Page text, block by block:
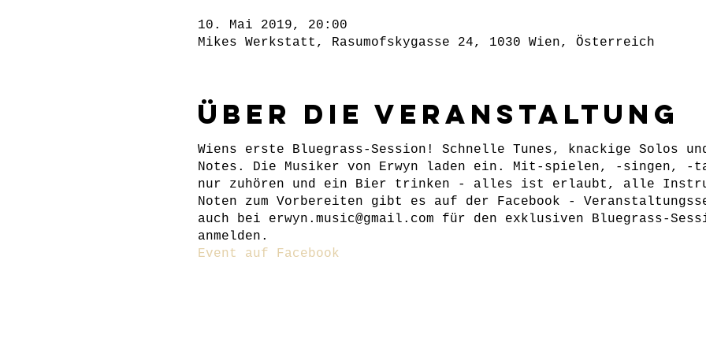
10. Mai 2019, 20:00
Mikes Werkstatt, Rasumofskygasse 24, 1030 Wien, Österreich
Über die Veranstaltung
Wiens erste Bluegrass-Session! Schnelle Tunes, knackige Solos
Notes. Die Musiker von Erwyn laden ein. Mit-spielen, -singen, -
nur zuhören und ein Bier trinken - alles ist erlaubt, alle
Noten zum Vorbereiten gibt es auf der Facebook -
auch bei erwyn.music@gmail.com für den exklusiven Bluegrass-
anmelden.
Event auf Facebook